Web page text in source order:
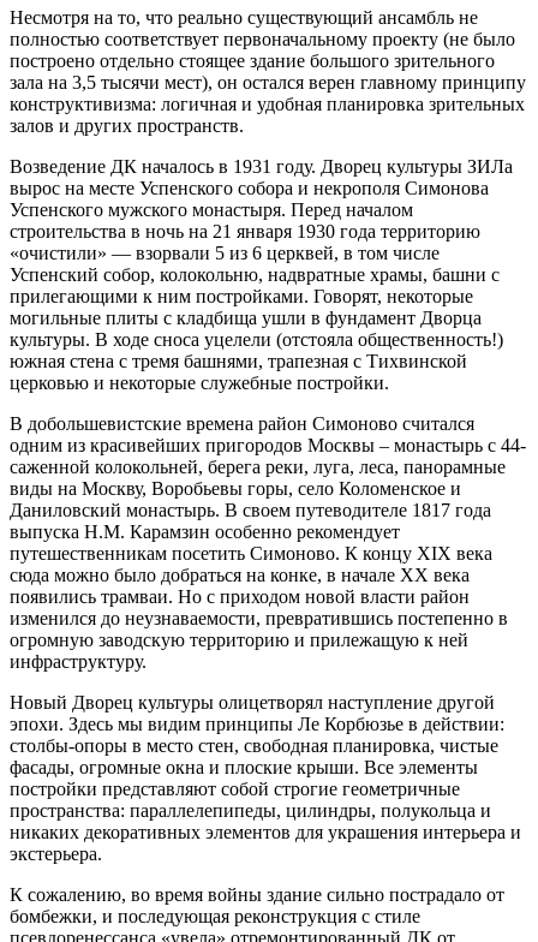
Несмотря на то, что реально существующий ансамбль не
полностью соответствует первоначальному проекту (не было
построено отдельно стоящее здание большого зрительного
зала на 3,5 тысячи мест), он остался верен главному принципу
конструктивизма: логичная и удобная планировка зрительных
залов и других пространств.
Возведение ДК началось в 1931 году. Дворец культуры ЗИЛа
вырос на месте Успенского собора и некрополя Симонова
Успенского мужского монастыря. Перед началом
строительства в ночь на 21 января 1930 года территорию
«очистили» — взорвали 5 из 6 церквей, в том числе
Успенский собор, колокольню, надвратные храмы, башни с
прилегающими к ним постройками. Говорят, некоторые
могильные плиты с кладбища ушли в фундамент Дворца
культуры. В ходе сноса уцелели (отстояла общественность!)
южная стена с тремя башнями, трапезная с Тихвинской
церковью и некоторые служебные постройки.
В добольшевистские времена район Симоново считался
одним из красивейших пригородов Москвы – монастырь с 44-
саженной колокольней, берега реки, луга, леса, панорамные
виды на Москву, Воробьевы горы, село Коломенское и
Даниловский монастырь. В своем путеводителе 1817 года
выпуска Н.М. Карамзин особенно рекомендует
путешественникам посетить Симоново. К концу XIX века
сюда можно было добраться на конке, в начале XX века
появились трамваи. Но с приходом новой власти район
изменился до неузнаваемости, превратившись постепенно в
огромную заводскую территорию и прилежащую к ней
инфраструктуру.
Новый Дворец культуры олицетворял наступление другой
эпохи. Здесь мы видим принципы Ле Корбюзье в действии:
столбы-опоры в место стен, свободная планировка, чистые
фасады, огромные окна и плоские крыши. Все элементы
постройки представляют собой строгие геометричные
пространства: параллелепипеды, цилиндры, полукольца и
никаких декоративных элементов для украшения интерьера и
экстерьера.
К сожалению, во время войны здание сильно пострадало от
бомбежки, и последующая реконструкция с стиле
псевдоренессанса «увела» отремонтированный ДК от